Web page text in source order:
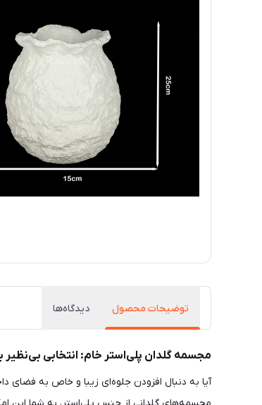
توضیحات محصول دیدگاه‌ها
مجسمه گلدان پلی‌استر خام: انتخابی بی‌نظیر
آیا به دنبال افزودن جلوه‌ای زیبا و خاص به فضای